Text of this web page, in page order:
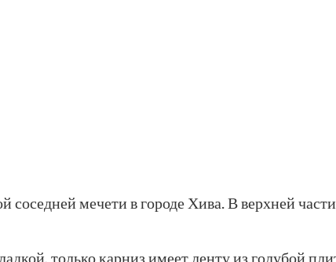
мечети в городе Хива. В верхней
только карниз имеет ленту из голубой